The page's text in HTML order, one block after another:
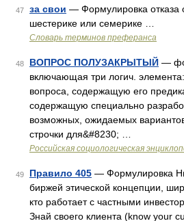
47 за свои — Формулировка отказа
шестерике или семерике …
Словарь терминов преферанса
48 ВОПРОС ПОЛУЗАКРЫТЫЙ —
включающая три логич.
вопроса, содержащую его
содержащую специально
возможных, ожидаемых
строчки для&#8230; …
Российская социологическая
49 Правило 405 — Формулировка
биржей этической концепции,
кто работает с частными
Знай своего клиента (know your